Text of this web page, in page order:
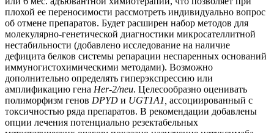
плохой ее переносимости рассмотреть индивидуально вопрос
об отмене препаратов. Будет расширен набор методов для
молекулярно-генетической диагностики микросателлитной
нестабильности (добавлено исследование на наличие
дефицита белков системы репарации неспаренных оснований
иммуногистохимическими методами). Возможно
дополнительно определять гиперэкспрессию или
амплификацию гена Her-2/neu. Целесообразно оценивать
полиморфизм генов DPYD и UGT1A1, ассоциированный с
токсичностью ряда препаратов. В рекомендации добавлены
опции лечения потенциально резектабельных